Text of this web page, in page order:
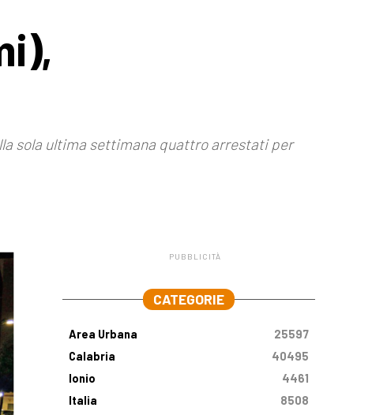
sola ultima settimana quattro arrestati per
PUBBLICITÀ
CATEGORIE
Area Urbana
25597
Calabria
40495
Ionio
4461
Italia
8508